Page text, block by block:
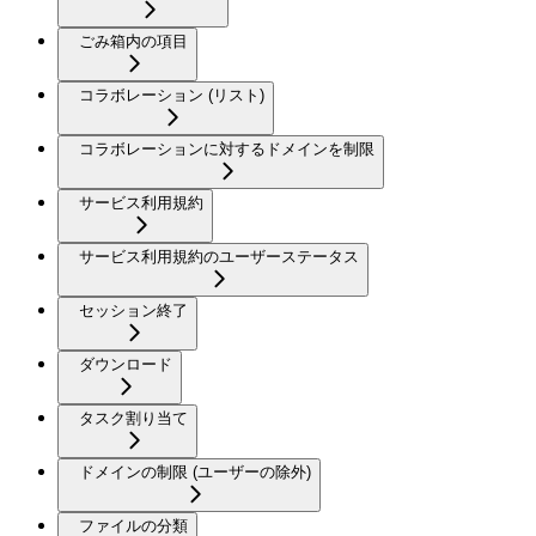
ごみ箱内の項目
コラボレーション (リスト)
コラボレーションに対するドメインを制限
サービス利用規約
サービス利用規約のユーザーステータス
セッション終了
ダウンロード
タスク割り当て
ドメインの制限 (ユーザーの除外)
ファイルの分類